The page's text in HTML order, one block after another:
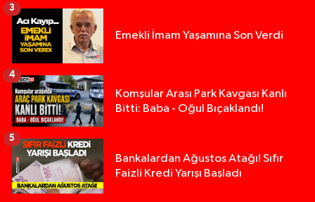
Emekli İmam Yaşamına Son Verdi
3
Komşular Arası Park Kavgası Kanlı
Bitti: Baba - Oğul Bıçaklandı!
4
Bankalardan Ağustos Atağı! Sıfır
Faizli Kredi Yarışı Başladı
5
17:18 |Anız Yangını Kazaya Neden Oldu: 13 Araç
17:08 |Alevlere Teslim Olan Gecekondu Kullanılamaz
13:46 |Yolcu Otobüsüyle Minibüsün Çarpıştığı Kaza